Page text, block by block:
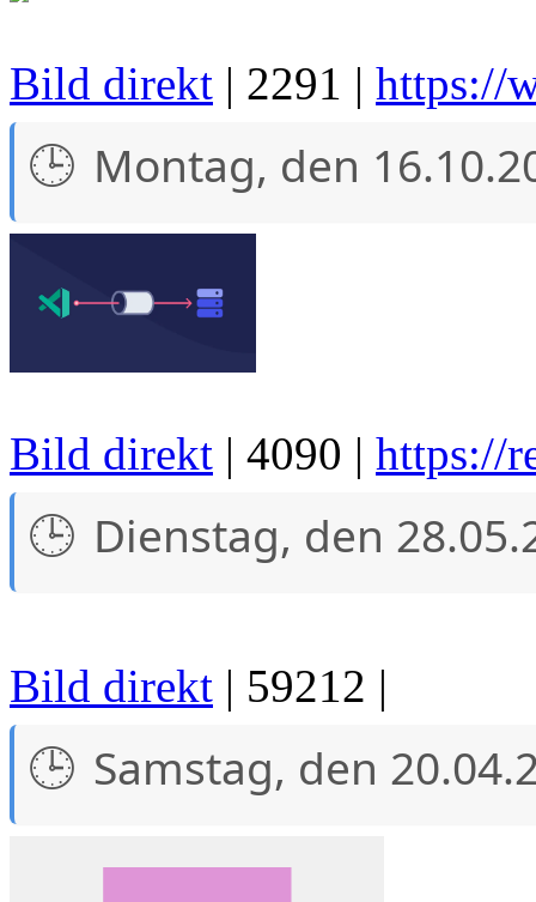
Bild direkt | 2291 | https://
Montag, den
Bild direkt | 4090 | https://
Dienstag, den
Bild direkt | 59212 |
Samstag, den